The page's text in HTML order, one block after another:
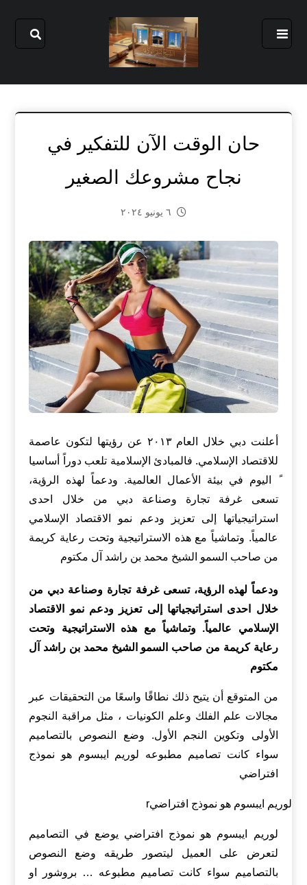
حان الوقت الآن للتفكير في
نجاح مشروعك الصغير
٦ يونيو ٢٠٢٤
أعلنت دبي خلال العام ٢٠١٣ عن رؤيتها لتكون عاصمة
للاقتصاد الإسلامي. فالمبادئ الإسلامية تلعب دوراً أساسيا
ً اليوم في بيئة الأعمال العالمية. ودعماً لهذه الرؤية،
تسعى غرفة تجارة وصناعة دبي من خلال احدى
استراتيجياتها إلى تعزيز ودعم نمو الاقتصاد الإسلامي
عالمياً. وتماشياً مع هذه الاستراتيجية وتحت رعاية كريمة
من صاحب السمو الشيخ محمد بن راشد آل مكتوم
ودعماً لهذه الرؤية، تسعى غرفة تجارة وصناعة دبي من
خلال احدى استراتيجياتها إلى تعزيز ودعم نمو الاقتصاد
الإسلامي عالمياً. وتماشياً مع هذه الاستراتيجية وتحت
رعاية كريمة من صاحب السمو الشيخ محمد بن راشد آل
مكتوم
من المتوقع أن يتيح ذلك نطاقًا واسعًا من التحقيقات عبر
مجالات علم الفلك وعلم الكونيات ، مثل مراقبة النجوم
الأولى وتكوين النجم الأول. وضع النصوص بالتصاميم
سواء كانت تصاميم مطبوعه لوريم ايبسوم هو نموذج
افتراضي
لوريم ايبسوم هو نموذج افتراضيr
لوريم ايبسوم هو نموذج افتراضي يوضع في التصاميم
لتعرض على العميل ليتصور طريقه وضع النصوص
بالتصاميم سواء كانت تصاميم مطبوعه … بروشور او